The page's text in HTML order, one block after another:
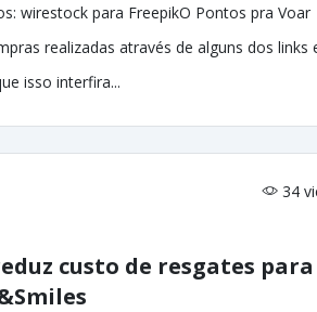
wirestock para FreepikO Pontos pra Voar
realizadas através de alguns dos links
isso interfira...
34
custo de resgates